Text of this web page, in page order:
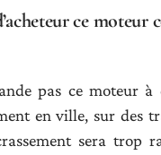
ce moteur
pas ce moteur à
en ville, sur des
sera trop